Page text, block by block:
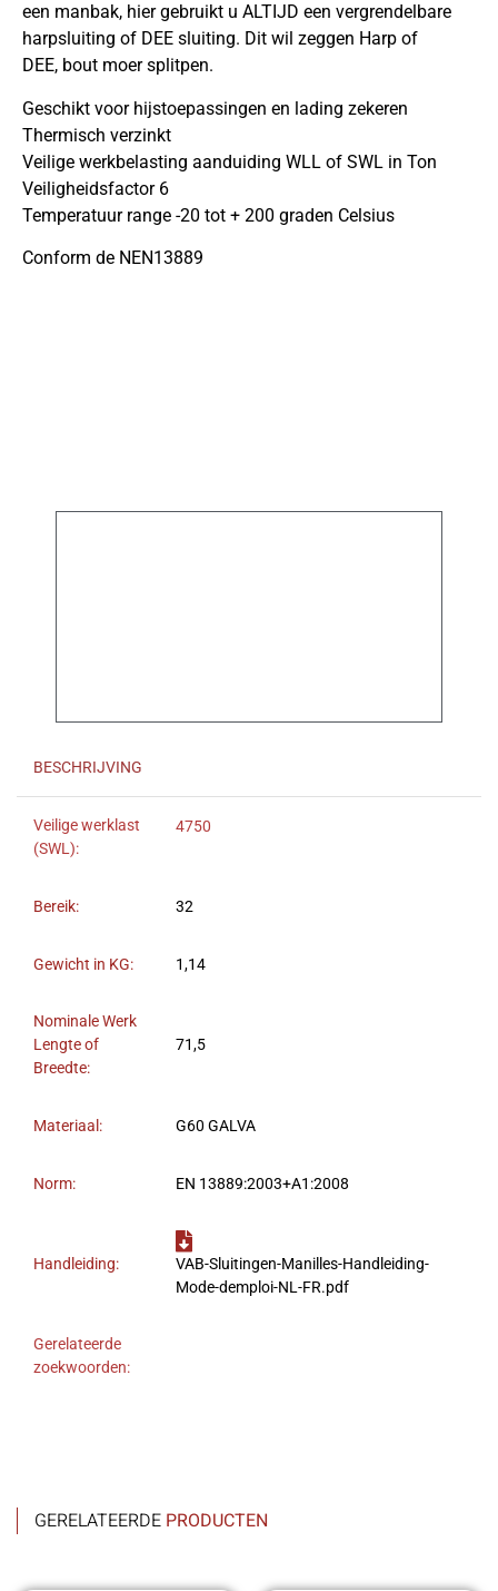
een manbak, hier gebruikt u ALTIJD een vergrendelbare
harpsluiting of DEE sluiting. Dit wil zeggen Harp of
DEE, bout moer splitpen.
Geschikt voor hijstoepassingen en lading zekeren
Thermisch verzinkt
Veilige werkbelasting aanduiding WLL of SWL in Ton
Veiligheidsfactor 6
Temperatuur range -20 tot + 200 graden Celsius
Conform de NEN13889
BESCHRIJVING
Veilige werklast
(SWL):
4750
Bereik: 32
Gewicht in KG: 1,14
Nominale Werk
Lengte of
Breedte:
71,5
Materiaal: G60 GALVA
Norm: EN 13889:2003+A1:2008
Handleiding:
VAB-Sluitingen-Manilles-Handleiding-
Mode-demploi-NL-FR.pdf
Gerelateerde
zoekwoorden:
GERELATEERDE PRODUCTEN